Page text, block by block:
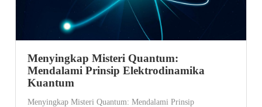
Menyingkap Misteri Quantum:
Mendalami Prinsip Elektrodinamika
Kuantum
Menyingkap Misteri Quantum: Mendalami Prinsip